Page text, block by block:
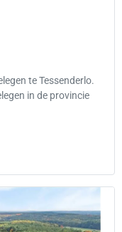
te Tessenderlo.
in de provincie